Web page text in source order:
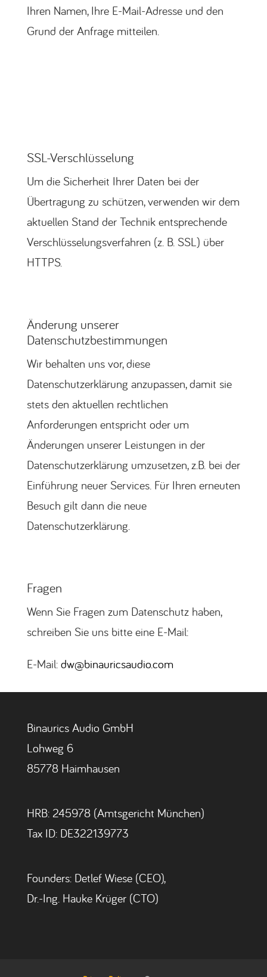
Ihren Namen, Ihre E-Mail-Adresse und den
Grund der Anfrage mitteilen.
SSL-Verschlüsselung
Um die Sicherheit Ihrer Daten bei der
Übertragung zu schützen, verwenden wir dem
aktuellen Stand der Technik entsprechende
Verschlüsselungsverfahren (z. B. SSL) über
HTTPS.
Änderung unserer
Datenschutzbestimmungen
Wir behalten uns vor, diese
Datenschutzerklärung anzupassen, damit sie
stets den aktuellen rechtlichen
Anforderungen entspricht oder um
Änderungen unserer Leistungen in der
Datenschutzerklärung umzusetzen, z.B. bei der
Einführung neuer Services. Für Ihren erneuten
Besuch gilt dann die neue
Datenschutzerklärung.
Fragen
Wenn Sie Fragen zum Datenschutz haben,
schreiben Sie uns bitte eine E-Mail:
E-Mail: dw@binauricsaudio.com
Binaurics Audio GmbH
Lohweg 6
85778 Haimhausen
HRB: 245978 (Amtsgericht München)
Tax ID: DE322139773
Founders: Detlef Wiese (CEO),
Dr.-Ing. Hauke Krüger (CTO)